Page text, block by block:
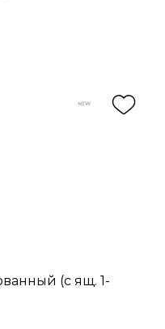
(с ящ. 1-